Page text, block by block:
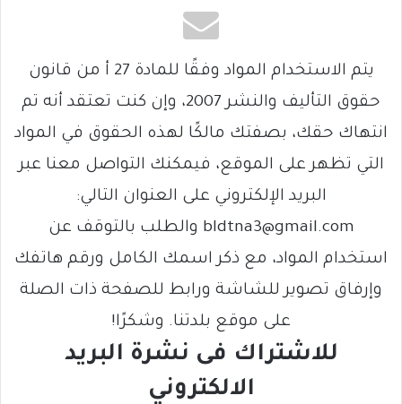
يتم الاستخدام المواد وفقًا للمادة 27 أ من قانون
حقوق التأليف والنشر 2007، وإن كنت تعتقد أنه تم
انتهاك حقك، بصفتك مالكًا لهذه الحقوق في المواد
التي تظهر على الموقع، فيمكنك التواصل معنا عبر
البريد الإلكتروني على العنوان التالي:
bldtna3@gmail.com والطلب بالتوقف عن
استخدام المواد، مع ذكر اسمك الكامل ورقم هاتفك
وإرفاق تصوير للشاشة ورابط للصفحة ذات الصلة
على موقع بلدتنا. وشكرًا!
للاشتراك فى نشرة البريد
الالكتروني